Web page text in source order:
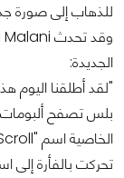
للذهاب إلى صورة
الجديدة:
"لقد أطلقنا اليوم
بلس تصفح
تحركت بالفأرة